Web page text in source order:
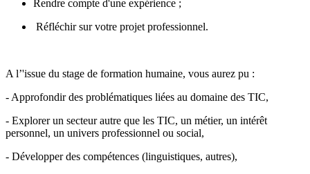
Rendre compte d'une expérience ;
Réfléchir sur votre projet professionnel.
A l’'issue du stage de formation humaine, vous aurez pu :
- Approfondir des problématiques liées au domaine des TIC,
- Explorer un secteur autre que les TIC, un métier, un intérêt
personnel, un univers professionnel ou social,
- Développer des compétences (linguistiques, autres),